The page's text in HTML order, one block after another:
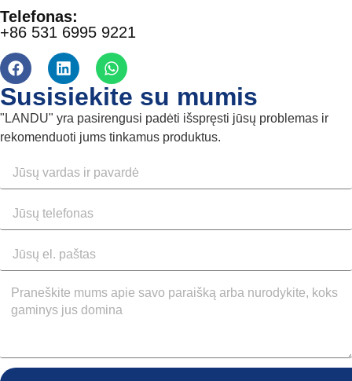
Telefonas:
+86 531 6995 9221
Susisiekite su mumis
"LANDU" yra pasirengusi padėti išspręsti jūsų problemas ir
rekomenduoti jums tinkamus produktus.